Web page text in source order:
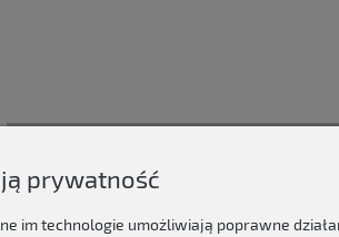
D'ART
Regulamin sklepu
prywatność
im technologie umożliwiają poprawne